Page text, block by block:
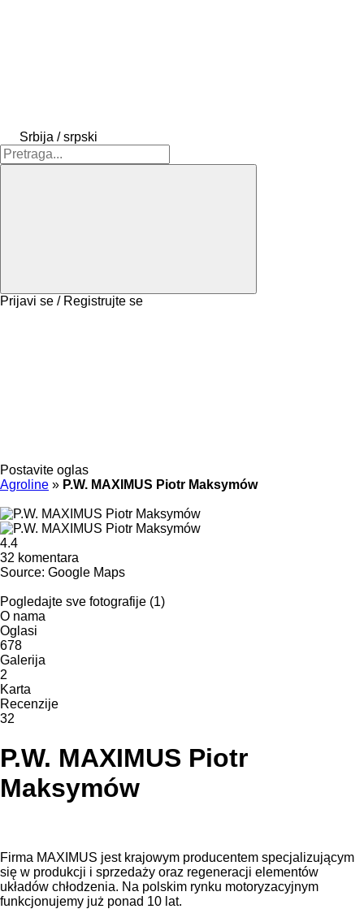
Srbija / srpski
Prijavi se / Registrujte se
Postavite oglas
Agroline » P.W. MAXIMUS Piotr Maksymów
4.4
32 komentara
Source: Google Maps
Pogledajte sve fotografije (1)
O nama
Oglasi
678
Galerija
2
Karta
Recenzije
32
P.W. MAXIMUS Piotr
Maksymów
Firma MAXIMUS jest krajowym producentem specjalizującym
się w produkcji i sprzedaży oraz regeneracji elementów
układów chłodzenia. Na polskim rynku motoryzacyjnym
funkcjonujemy już ponad 10 lat.